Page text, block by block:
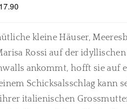
kleine Häuser,
Rossi auf der
ankommt, hofft sie auf
Schicksalsschlag kann
italienischen